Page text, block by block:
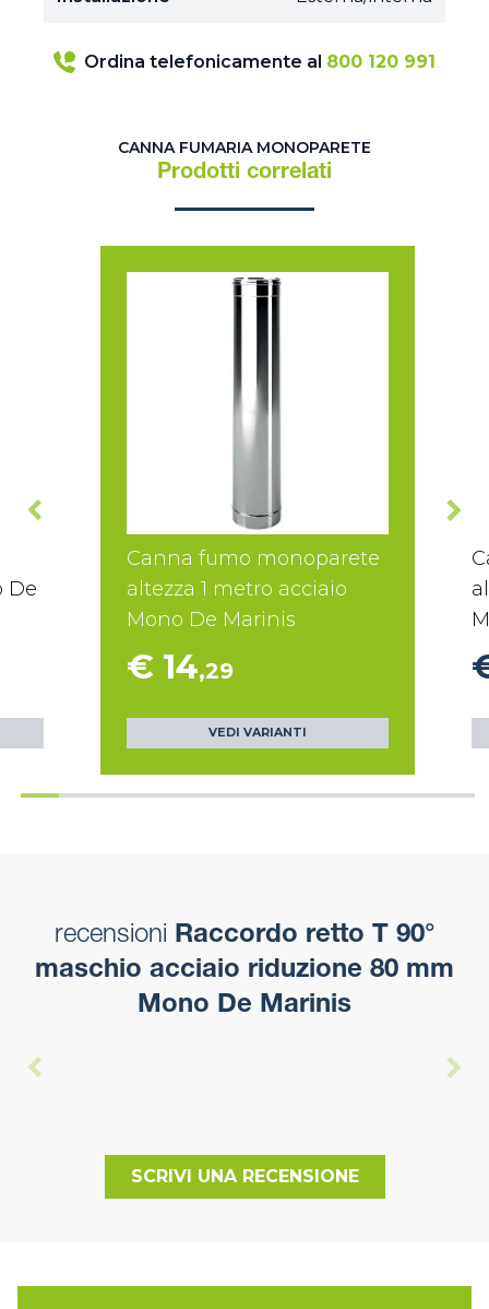
Ordina telefonicamente al 800 120 991
CANNA FUMARIA MONOPARETE
Prodotti correlati
De
Canna fumo monoparete
altezza 1 metro acciaio
Mono De Marinis
€ 14,29
VEDI VARIANTI
recensioni Raccordo retto T 90°
maschio acciaio riduzione 80 mm
Mono De Marinis
SCRIVI UNA RECENSIONE